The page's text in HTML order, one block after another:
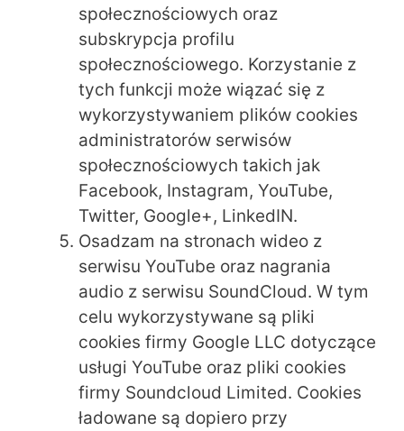
społecznościowych oraz
subskrypcja profilu
społecznościowego. Korzystanie z
tych funkcji może wiązać się z
wykorzystywaniem plików cookies
administratorów serwisów
społecznościowych takich jak
Facebook, Instagram, YouTube,
Twitter, Google+, LinkedIN.
Osadzam na stronach wideo z
serwisu YouTube oraz nagrania
audio z serwisu SoundCloud. W tym
celu wykorzystywane są pliki
cookies firmy Google LLC dotyczące
usługi YouTube oraz pliki cookies
firmy Soundcloud Limited. Cookies
ładowane są dopiero przy